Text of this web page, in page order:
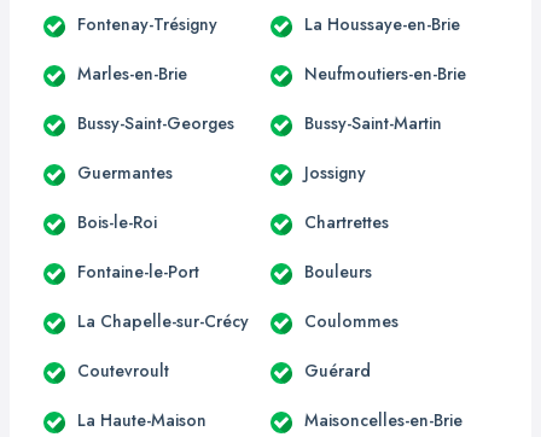
Fontenay-Trésigny La Houssaye-en-Brie
Marles-en-Brie Neufmoutiers-en-Brie
Bussy-Saint-Georges Bussy-Saint-Martin
Guermantes Jossigny
Bois-le-Roi Chartrettes
Fontaine-le-Port Bouleurs
La Chapelle-sur-Crécy Coulommes
Coutevroult Guérard
La Haute-Maison Maisoncelles-en-Brie